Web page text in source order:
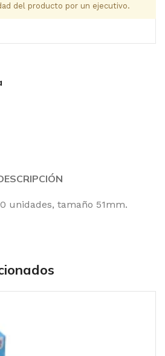
del producto por un ejecutivo.
unidades, tamaño 51mm.